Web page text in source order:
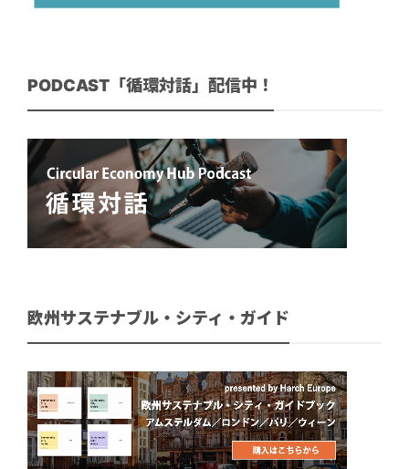
PODCAST「循環対話」配信中！
欧州サステナブル・シティ・ガイド